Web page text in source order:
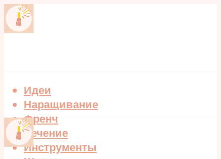
Идеи
Наращивание
Френч
Лечение
Инструменты